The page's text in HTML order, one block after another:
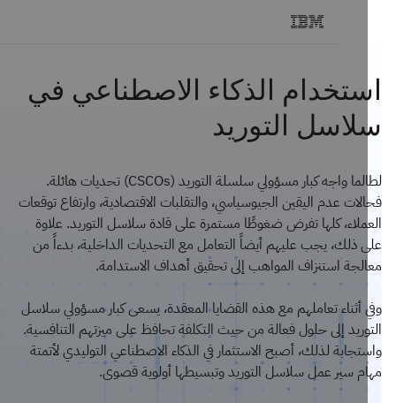
الذكاء الاصطناعي في
التوريد
لطالما واجه كبار مسؤولي سلسلة التوريد (CSCOs) تحديات هائلة.
عدم اليقين الجيوسياسي، والتقلبات الاقتصادية، وارتفاع توقعات
كلها تفرض ضغوطًا مستمرة على قادة سلاسل التوريد. علاوة
ذلك، يجب عليهم أيضاً التعامل مع التحديات الداخلية، بدءاً من
استنزاف المواهب إلى تحقيق أهداف الاستدامة.
أثناء تعاملهم مع هذه القضايا المعقدة، يسعى كبار مسؤولي سلاسل
إلى حلول فعالة من حيث التكلفة تحافظ على ميزتهم التنافسية.
لذلك، أصبح الاستثمار في الذكاء الاصطناعي التوليدي لأتمتة
سير عمل سلاسل التوريد وتبسيطها أولوية قصوى.